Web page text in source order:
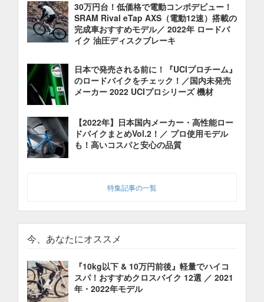
30万円台！低価格で電動コンポデビュー！
SRAM Rival eTap AXS（電動12速）搭載の
完成車おすすめモデル／ 2022年 ロードバ
イク 油圧ディスクブレーキ
日本で発売される前に！『UCIプロチーム』
のロードバイクをチェック！／国内未発売
メーカー 2022 UCIプロシリーズ 機材
【2022年】日本国内メーカー・高性能ロー
ドバイクまとめVol.2！／ プロ使用モデル
も！高いコスパと安心の品質
特集記事の一覧
今、あなたにオススメ
『10kg以下 & 10万円前後』軽量でハイコ
スパ！おすすめクロスバイク 12選 ／ 2021
年・2022年モデル